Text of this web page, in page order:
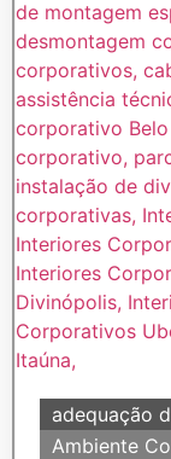
adequação
Ambiente